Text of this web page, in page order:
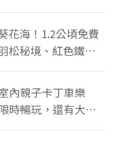
翻
花海！1.2公頃免費
松秘境、紅色鐵橋
內親子卡丁車樂
時暢玩，還有大螢